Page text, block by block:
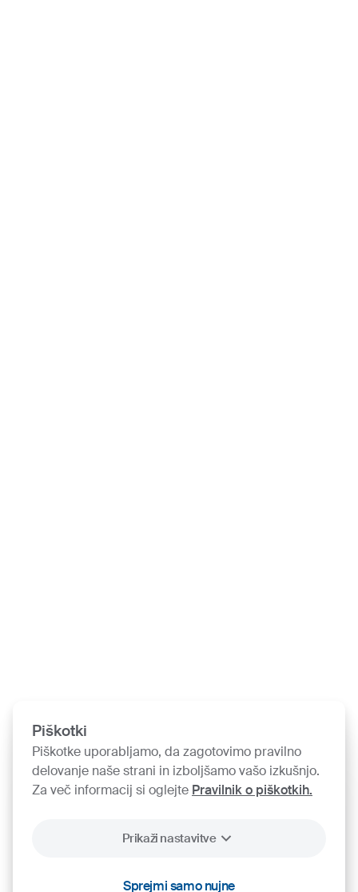
Piškotki
Piškotke uporabljamo, da zagotovimo pravilno
delovanje naše strani in izboljšamo vašo izkušnjo.
Za več informacij si oglejte Pravilnik o piškotkih.
Prikaži nastavitve
Sprejmi samo nujne